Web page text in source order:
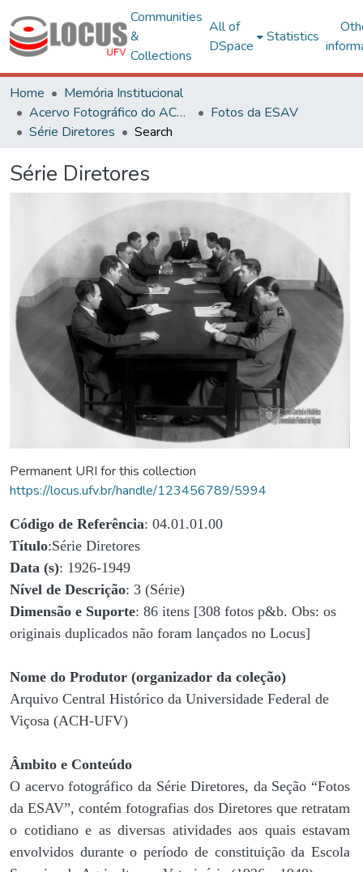
Communities
&
Collections
All of
DSpace
Statistics
Home
Memória Institucional
Acervo Fotográfico do ACH-UFV
Fotos da ESAV
Série Diretores
Search
Série Diretores
Permanent URI for this collection
https://locus.ufv.br/handle/123456789/5994
Código de Referência: 04.01.01.00
Título:Série Diretores
Data (s): 1926-1949
Nível de Descrição: 3 (Série)
Dimensão e Suporte: 86 itens [308 fotos p&b. Obs: os
originais duplicados não foram lançados no Locus]
Nome do Produtor (organizador da coleção)
Arquivo Central Histórico da Universidade Federal de
Viçosa (ACH-UFV)
Âmbito e Conteúdo
O acervo fotográfico da Série Diretores, da Seção “Fotos
da ESAV”, contém fotografias dos Diretores que retratam
o cotidiano e as diversas atividades aos quais estavam
envolvidos durante o período de constituição da Escola